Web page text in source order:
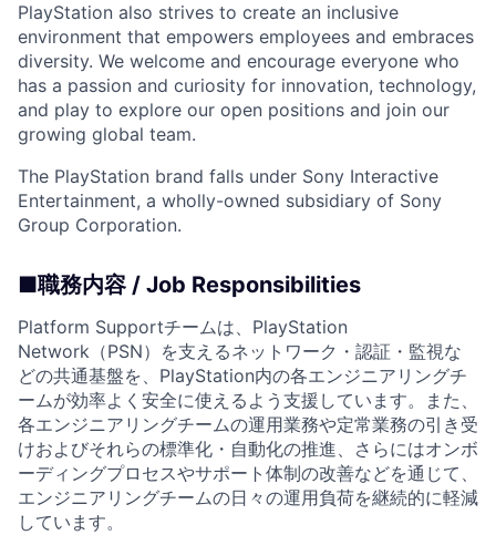
PlayStation also strives to create an inclusive
environment that empowers employees and embraces
diversity. We welcome and encourage everyone who
has a passion and curiosity for innovation, technology,
and play to explore our open positions and join our
growing global team.
The PlayStation brand falls under Sony Interactive
Entertainment, a wholly-owned subsidiary of Sony
Group Corporation.
■職務内容 / Job Responsibilities
Platform Supportチームは、PlayStation
Network（PSN）を支えるネットワーク・認証・監視な
どの共通基盤を、PlayStation内の各エンジニアリングチ
ームが効率よく安全に使えるよう支援しています。また、
各エンジニアリングチームの運用業務や定常業務の引き受
けおよびそれらの標準化・自動化の推進、さらにはオンボ
ーディングプロセスやサポート体制の改善などを通じて、
エンジニアリングチームの日々の運用負荷を継続的に軽減
しています。